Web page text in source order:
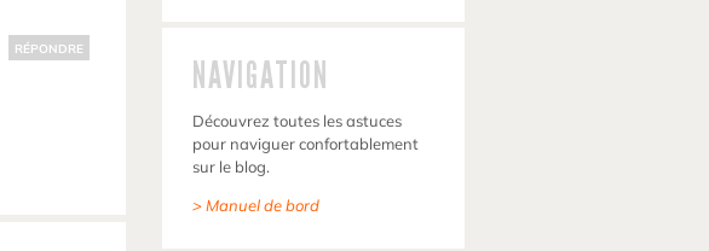
RÉPONDRE
NAVIGATION
Découvrez toutes les astuces
pour naviguer confortablement
sur le blog.
> Manuel de bord